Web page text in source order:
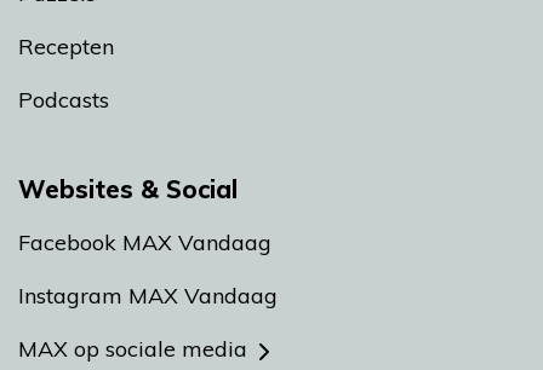
Recepten
Podcasts
Websites & Social
Facebook MAX Vandaag
Instagram MAX Vandaag
MAX op sociale media